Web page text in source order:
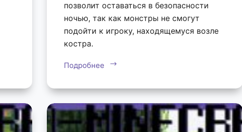
позволит оставаться в безопасности
ночью, так как монстры не смогут
подойти к игроку, находящемуся возле
костра.
Подробнее